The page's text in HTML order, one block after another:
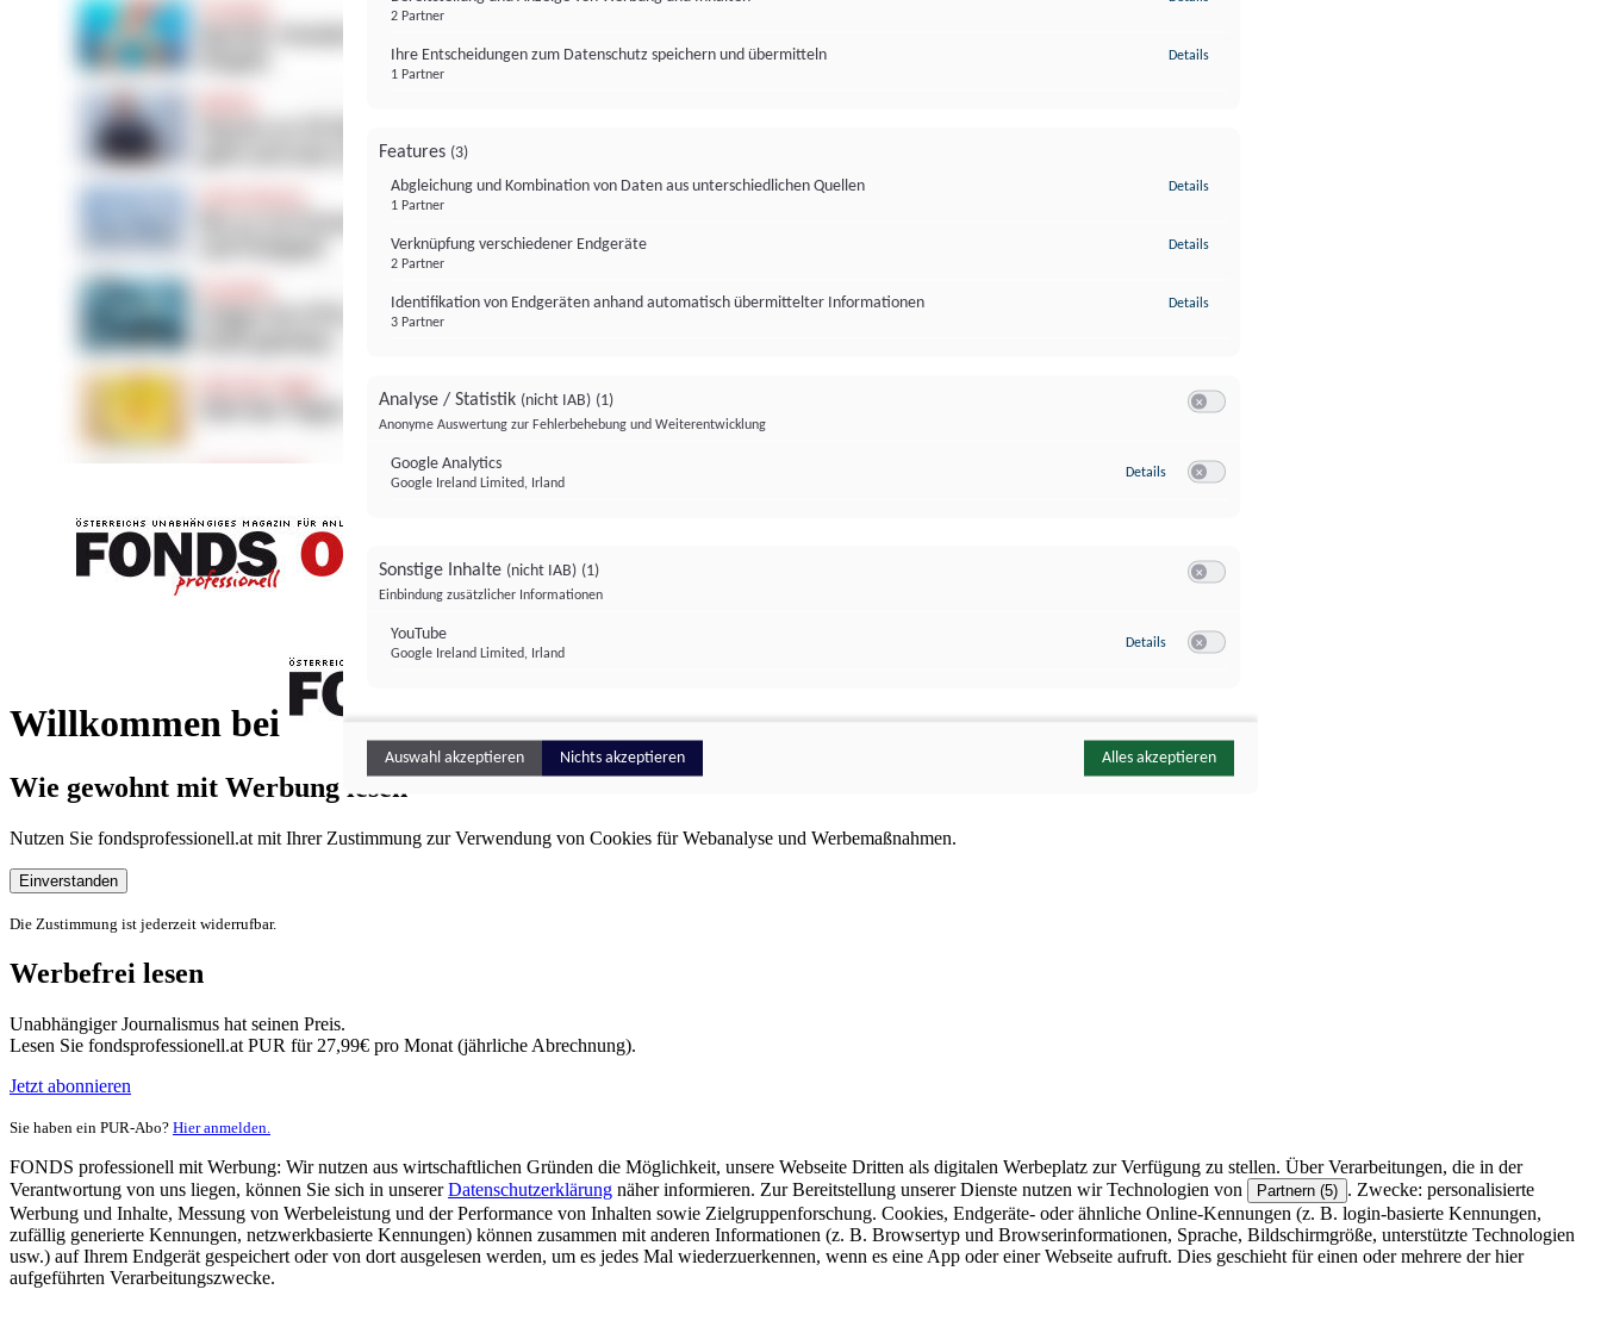
Willkommen bei
FONDS professionell
Wie gewohnt mit Werbung lesen
Nutzen Sie fondsprofessionell.at mit Ihrer Zustimmung zur Verwendung von Cookies für Webanalyse und Werbemaßnahmen.
Einverstanden
Die Zustimmung ist jederzeit widerrufbar.
Werbefrei lesen
Unabhängiger Journalismus hat seinen Preis.
Lesen Sie fondsprofessionell.at PUR für 27,99€ pro Monat (jährliche Abrechnung).
Jetzt abonnieren
Sie haben ein PUR-Abo? Hier anmelden.
FONDS professionell mit Werbung: Wir nutzen aus wirtschaftlichen Gründen die Möglichkeit, unsere Webseite Dritten als digitalen Werbeplatz zur Verfügung zu stellen. Über Verarbeitungen, die in der
Verantwortung von uns liegen, können Sie sich in unsererDatenschutzerklärung näher informieren. Zur Bereitstellung unserer Dienste nutzen wir Technologien von Partnern (5) . Zwecke: personalisierte
Werbung und Inhalte, Messung von Werbeleistung und der Performance von Inhalten sowie Zielgruppenforschung. Cookies, Endgeräte- oder ähnliche Online-Kennungen (z. B. login-basierte Kennungen,
zufällig generierte Kennungen, netzwerkbasierte Kennungen) können zusammen mit anderen Informationen (z. B. Browsertyp und Browserinformationen, Sprache, Bildschirmgröße, unterstützte Technologien
usw.) auf Ihrem Endgerät gespeichert oder von dort ausgelesen werden, um es jedes Mal wiederzuerkennen, wenn es eine App oder einer Webseite aufruft. Dies geschieht für einen oder mehrere der hier
aufgeführten Verarbeitungszwecke.
2 Partner
Ihre Entscheidungen zum Datenschutz speichern und übermitteln
1 Partner
Details
Features (3)
Abgleichung und Kombination von Daten aus unterschiedlichen Quellen
1 Partner
Details
Verknüpfung verschiedener Endgeräte
2 Partner
Details
Identifikation von Endgeräten anhand automatisch übermittelter Informationen
3 Partner
Details
Analyse / Statistik (nicht IAB) (1)
Anonyme Auswertung zur Fehlerbehebung und Weiterentwicklung
Google Analytics
Google Ireland Limited, Irland
Details zu Google Analytics
Sonstige Inhalte (nicht IAB) (1)
Einbindung zusätzlicher Informationen
YouTube
Google Ireland Limited, Irland
Details zu YouTube
Auswahl akzeptieren Nichts akzeptieren Alles akzeptieren